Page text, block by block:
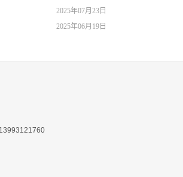
2025年07月23日
2025年06月19日